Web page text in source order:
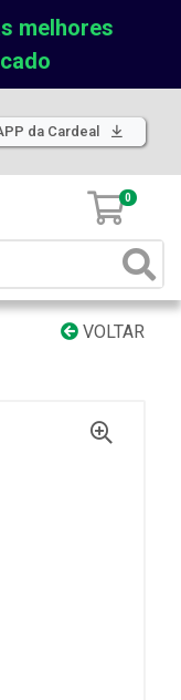
melhores
da Cardeal
0
VOLTAR